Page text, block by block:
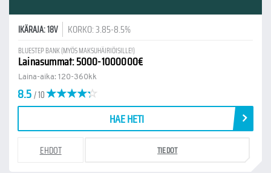
IKÄRAJA: 18V KORKO: 3.85-8.5%
BLUESTEP BANK (MYÖS MAKSUHÄIRIÖISILLE!)
Lainasummat: 5000-1000000€
Laina-aika: 120-360kk
8.5/ 10
HAE HETI
EHDOT TIEDOT